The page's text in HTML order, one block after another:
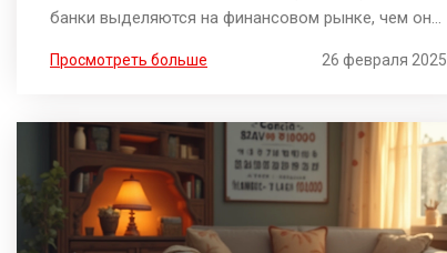
банки выделяются на финансовом рынке, чем они
также на что стоит обратить внимание, если вы
интересными фактами о доходах и стратегиях
ведущих банков.
Просмотреть больше 26 февраля 2025